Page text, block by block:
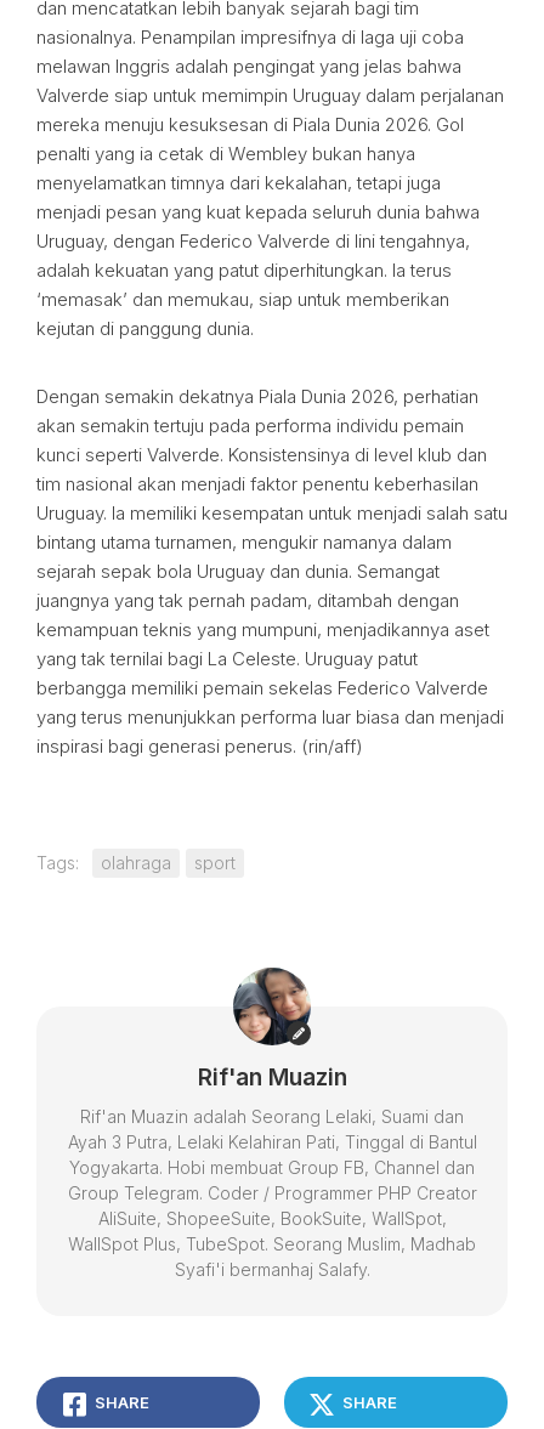
dan mencatatkan lebih banyak sejarah bagi tim
nasionalnya. Penampilan impresifnya di laga uji coba
melawan Inggris adalah pengingat yang jelas bahwa
Valverde siap untuk memimpin Uruguay dalam perjalanan
mereka menuju kesuksesan di Piala Dunia 2026. Gol
penalti yang ia cetak di Wembley bukan hanya
menyelamatkan timnya dari kekalahan, tetapi juga
menjadi pesan yang kuat kepada seluruh dunia bahwa
Uruguay, dengan Federico Valverde di lini tengahnya,
adalah kekuatan yang patut diperhitungkan. Ia terus
‘memasak’ dan memukau, siap untuk memberikan
kejutan di panggung dunia.
Dengan semakin dekatnya Piala Dunia 2026, perhatian
akan semakin tertuju pada performa individu pemain
kunci seperti Valverde. Konsistensinya di level klub dan
tim nasional akan menjadi faktor penentu keberhasilan
Uruguay. Ia memiliki kesempatan untuk menjadi salah satu
bintang utama turnamen, mengukir namanya dalam
sejarah sepak bola Uruguay dan dunia. Semangat
juangnya yang tak pernah padam, ditambah dengan
kemampuan teknis yang mumpuni, menjadikannya aset
yang tak ternilai bagi La Celeste. Uruguay patut
berbangga memiliki pemain sekelas Federico Valverde
yang terus menunjukkan performa luar biasa dan menjadi
inspirasi bagi generasi penerus. (rin/aff)
Tags: olahraga sport
Rif'an Muazin
Rif'an Muazin adalah Seorang Lelaki, Suami dan
Ayah 3 Putra, Lelaki Kelahiran Pati, Tinggal di Bantul
Yogyakarta. Hobi membuat Group FB, Channel dan
Group Telegram. Coder / Programmer PHP Creator
AliSuite, ShopeeSuite, BookSuite, WallSpot,
WallSpot Plus, TubeSpot. Seorang Muslim, Madhab
Syafi'i bermanhaj Salafy.
SHARE SHARE